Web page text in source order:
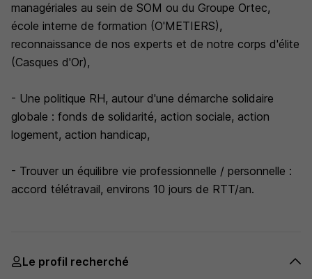
managériales au sein de SOM ou du Groupe Ortec,
école interne de formation (O'METIERS),
reconnaissance de nos experts et de notre corps d'élite
(Casques d'Or),
- Une politique RH, autour d'une démarche solidaire
globale : fonds de solidarité, action sociale, action
logement, action handicap,
- Trouver un équilibre vie professionnelle / personnelle :
accord télétravail, environs 10 jours de RTT/an.
Le profil recherché